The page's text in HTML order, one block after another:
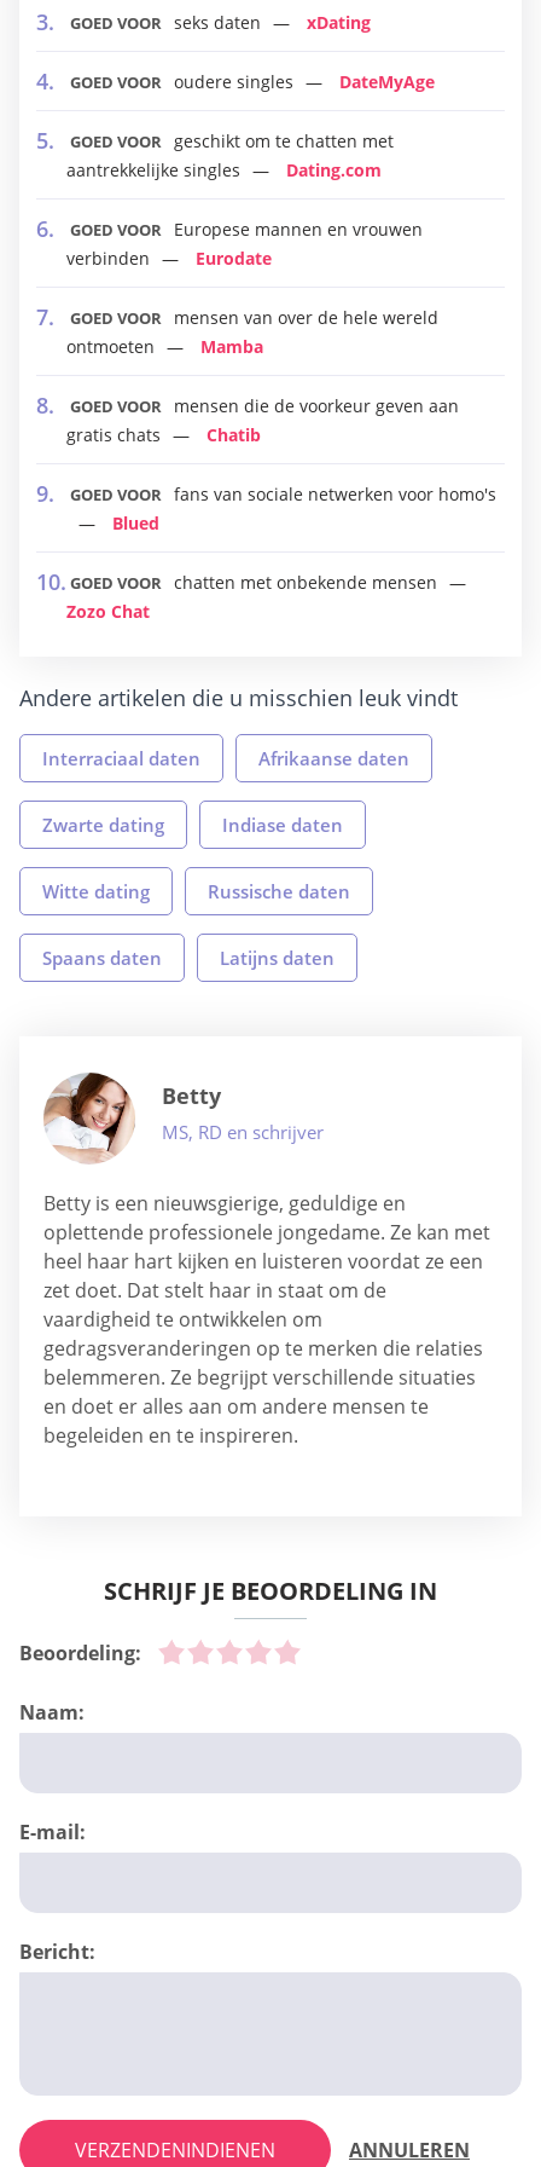
GOED VOOR seks daten xDating
GOED VOOR oudere singles DateMyAge
GOED VOOR geschikt om te chatten met
aantrekkelijke singles
Dating.com
GOED VOOR
Europese mannen en vrouwen
verbinden
Eurodate
GOED VOOR
mensen van over de hele wereld
ontmoeten
Mamba
GOED VOOR
mensen die de voorkeur geven aan
gratis chats
Chatib
GOED VOOR fans van sociale netwerken voor homo's
Blued
GOED VOOR chatten met onbekende mensen
Zozo Chat
Andere artikelen die u misschien leuk vindt
Interraciaal daten Afrikaanse daten
Zwarte dating Indiase daten
Witte dating Russische daten
Spaans daten Latijns daten
Betty
MS, RD en schrijver
Betty is een nieuwsgierige, geduldige en
oplettende professionele jongedame. Ze kan met
heel haar hart kijken en luisteren voordat ze een
zet doet. Dat stelt haar in staat om de
vaardigheid te ontwikkelen om
gedragsveranderingen op te merken die relaties
belemmeren. Ze begrijpt verschillende situaties
en doet er alles aan om andere mensen te
begeleiden en te inspireren.
SCHRIJF JE BEOORDELING IN
Beoordeling:
Naam:
E-mail:
Bericht:
VERZENDENINDIENEN ANNULEREN